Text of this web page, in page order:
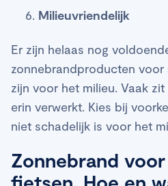
Milieuvriendelijk
Er zijn helaas nog
zonnebrandproducten
zijn voor het milieu. Vaak zit
erin verwerkt. Kies bij
niet schadelijk is voor het
Zonnebrand